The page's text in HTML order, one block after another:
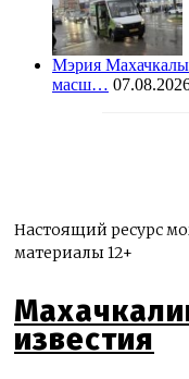
Мэрия
масш…
Настоящий ресурс
материалы 12+
известия